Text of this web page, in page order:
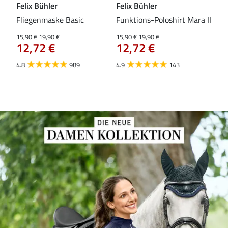
Felix Bühler
Fliegenmaske Basic
15,90 €19,90 €
12,72 €
4.8 989
Felix Bühler
Funktions-Poloshirt Mara II
15,90 €19,90 €
12,72 €
4.9 143